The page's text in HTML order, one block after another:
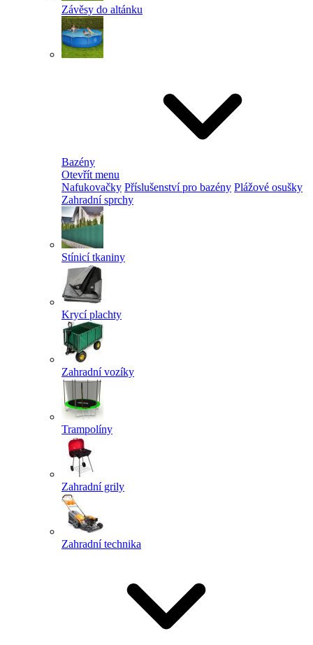
Závěsy do altánku
Bazény
Otevřít menu
Nafukovačky Příslušenství pro bazény Plážové osušky
Zahradní sprchy
Stínicí tkaniny
Krycí plachty
Zahradní vozíky
Trampolíny
Zahradní grily
Zahradní technika